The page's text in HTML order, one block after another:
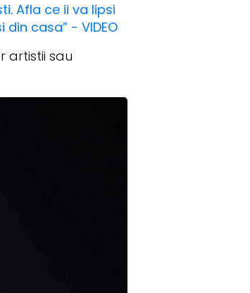
Afla ce ii va lipsi
casa” - VIDEO
artistii sau